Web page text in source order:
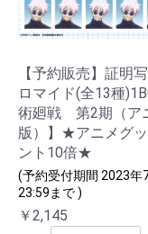
【予約販売】証明
ロマイド(全13種
術廻戦 第2期（ア
版）】★アニメグ
ント10倍★
(予約受付期間 2023年
23:59まで )
￥2,145